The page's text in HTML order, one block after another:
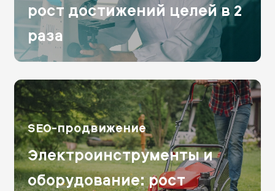
рост достижений целей в 2
раза
SEO-продвижение
Электроинструменты и
оборудование: рост